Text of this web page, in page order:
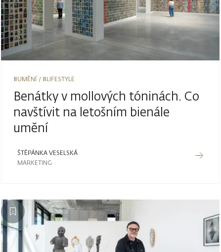
#UMĚNÍ #LIFESTYLE
Benátky v mollových tóninách. Co
navštívit na letošním bienále
umění
ŠTĚPÁNKA VESELSKÁ
MARKETING